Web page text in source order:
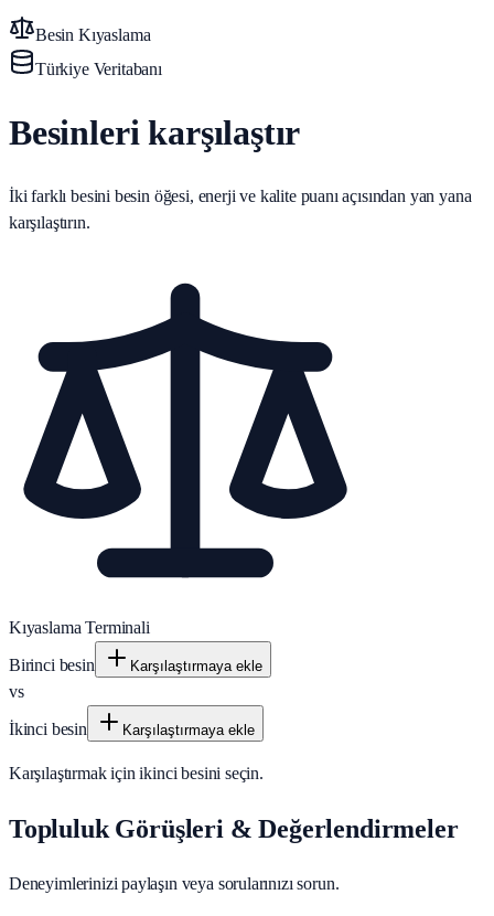
Besin Kıyaslama
Türkiye Veritabanı
Besinleri karşılaştır
İki farklı besini besin öğesi, enerji ve kalite puanı açısından yan yana
karşılaştırın.
Kıyaslama Terminali
Birinci besin
Karşılaştırmaya ekle
vs
İkinci besin
Karşılaştırmaya ekle
Karşılaştırmak için ikinci besini seçin.
Topluluk Görüşleri & Değerlendirmeler
Deneyimlerinizi paylaşın veya sorularınızı sorun.